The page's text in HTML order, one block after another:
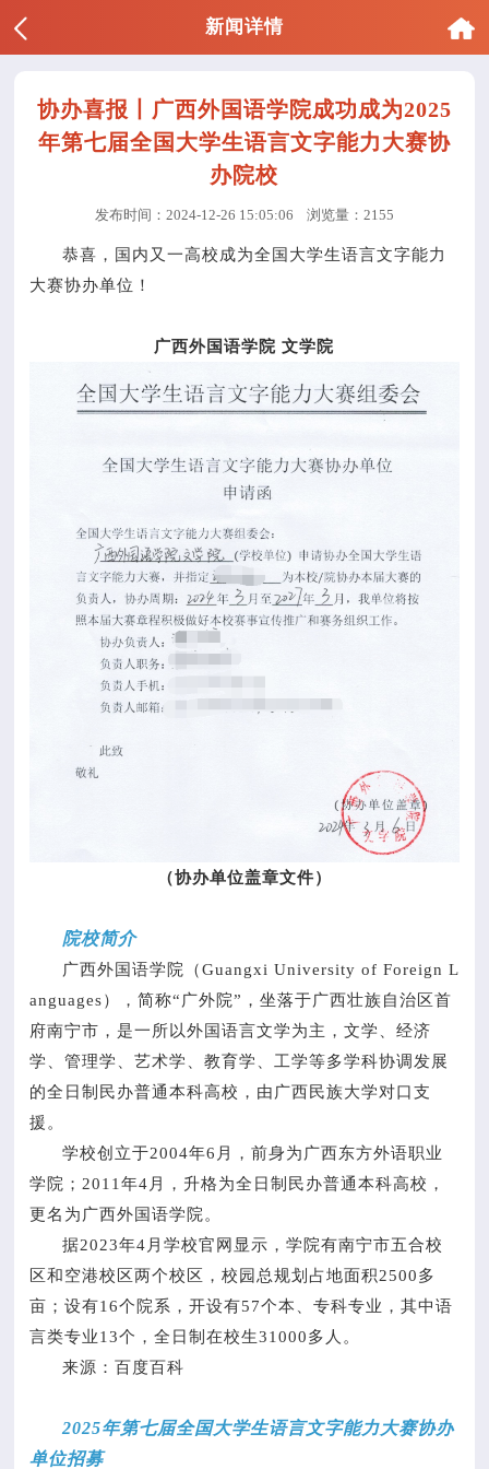
新闻详情
协办喜报丨广西外国语学院成功成为2025
年第七届全国大学生语言文字能力大赛协
办院校
发布时间：2024-12-26 15:05:06 浏览量：2155
恭喜，国内又一高校成为全国大学生语言文字能力
大赛协办单位！
广西外国语学院 文学院
（协办单位盖章文件）
院校简介
广西外国语学院（Guangxi University of Foreign L
anguages），简称“广外院”，坐落于广西壮族自治区首
府南宁市，是一所以外国语言文学为主，文学、经济
学、管理学、艺术学、教育学、工学等多学科协调发展
的全日制民办普通本科高校，由广西民族大学对口支
援。
学校创立于2004年6月，前身为广西东方外语职业
学院；2011年4月，升格为全日制民办普通本科高校，
更名为广西外国语学院。
据2023年4月学校官网显示，学院有南宁市五合校
区和空港校区两个校区，校园总规划占地面积2500多
亩；设有16个院系，开设有57个本、专科专业，其中语
言类专业13个，全日制在校生31000多人。
来源：百度百科
2025年第七届全国大学生语言文字能力大赛协办
单位招募